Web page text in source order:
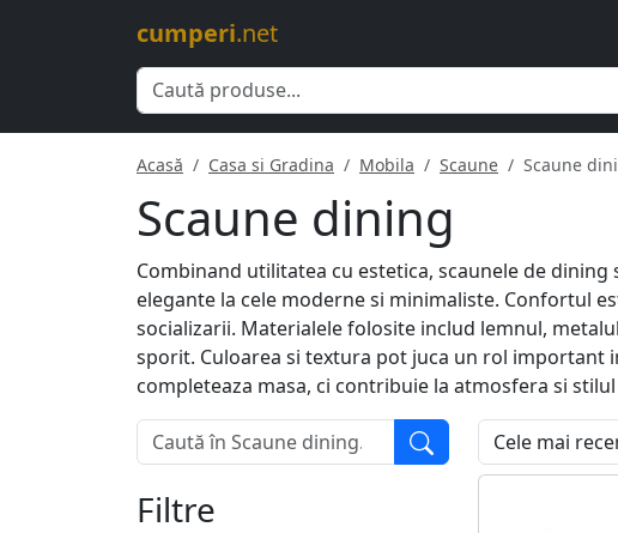
cumperi.net
Acasă Casa si Gradina Mobila Scaune Scaune
Scaune dining
Combinand utilitatea cu estetica, scaunele de
elegante la cele moderne si minimaliste. Confortul
socializarii. Materialele folosite includ lemnul,
sporit. Culoarea si textura pot juca un rol important
completeaza masa, ci contribuie la atmosfera si
Filtre